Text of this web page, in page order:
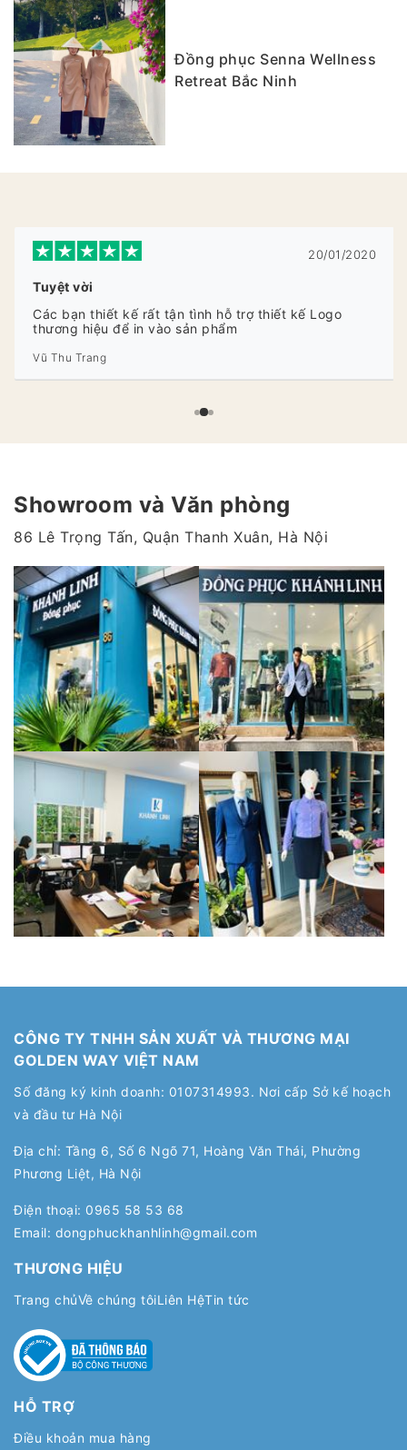
Đồng phục Senna Wellness
Retreat Bắc Ninh
20/01/2020
Tuyệt vời
Các bạn thiết kế rất tận tình hỗ trợ thiết kế Logo
thương hiệu để in vào sản phẩm
Vũ Thu Trang
Showroom và Văn phòng
86 Lê Trọng Tấn, Quận Thanh Xuân, Hà Nội
CÔNG TY TNHH SẢN XUẤT VÀ THƯƠNG MẠI
GOLDEN WAY VIỆT NAM
Số đăng ký kinh doanh: 0107314993. Nơi cấp Sở kế hoạch
và đầu tư Hà Nội
Địa chỉ: Tầng 6, Số 6 Ngõ 71, Hoàng Văn Thái, Phường
Phương Liệt, Hà Nội
Điện thoại: 0965 58 53 68
Email: dongphuckhanhlinh@gmail.com
THƯƠNG HIỆU
Trang chủVề chúng tôiLiên HệTin tức
HỖ TRỢ
Điều khoản mua hàng